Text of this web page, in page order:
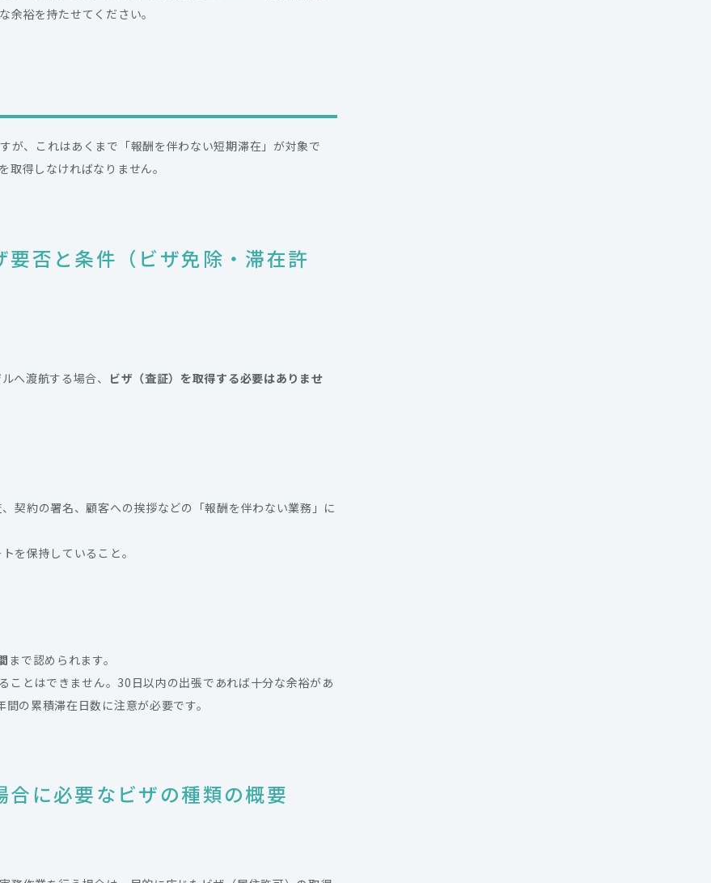
余裕を持たせてください。
が、これはあくまで「報酬を伴わない短期滞在」が対象で
得しなければなりません。
否と条件（ビザ免除・滞在許
へ渡航する場合、 ビザ（査証）を取得する必要はありませ
契約の署名、顧客への挨拶などの「報酬を伴わない業務」に
を保持していること。
まで認められます。
ことはできません。30日以内の出張であれば十分な余裕があ
の累積滞在日数に注意が必要です。
に必要なビザの種類の概要